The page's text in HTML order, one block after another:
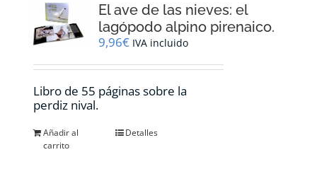
El ave de las nieves: el
lagópodo alpino pirenaico.
9,96€ IVA incluido
Libro de 55 páginas sobre la
perdiz nival.
Añadir al
carrito
Detalles